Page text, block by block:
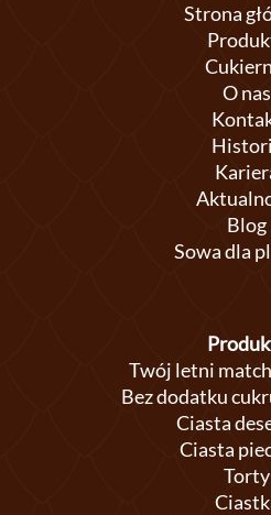
Strona
O nas
Blog
Sowa dla
Twój letni
Bez dodatku
Ciasta
Ciasta
Torty